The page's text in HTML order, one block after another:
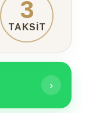
3
TAKSİT
›